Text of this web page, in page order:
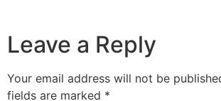
Leave a Reply
Your email address will not be
fields are marked *